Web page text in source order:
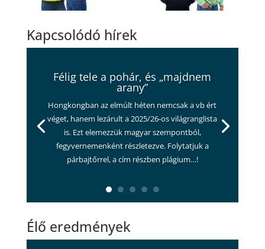
Kapcsolódó hírek
Félig tele a pohár, és „majdnem
arany”
Hongkongban az elmúlt héten nemcsak a vb ért
véget, hanem lezárult a 2025/26-os világranglista
is. Ezt elemezzük magyar szempontból,
fegyvernemenként részletezve. Folytatjuk a
párbajtőrrel, a cím részben plágium…!
Élő eredmények